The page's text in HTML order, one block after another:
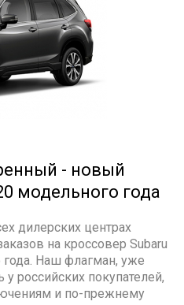
- новый
модельного года
дилерских центрах
на кроссовер Subaru
Наш флагман, уже
российских покупателей,
и по-прежнему